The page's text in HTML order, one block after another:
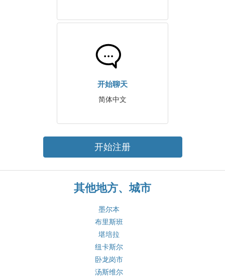
开始聊天
简体中文
开始注册
其他地方、城市
墨尔本
布里斯班
堪培拉
纽卡斯尔
卧龙岗市
汤斯维尔